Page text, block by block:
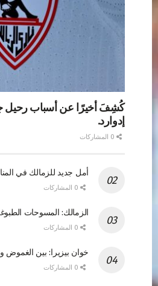
كُشِفَ أخيرًا عن أسباب رحيل
إدوارد.
أمل جديد للزمالك في
الزمالك: المسوحات
خوان بيزيرا: بين الغموض